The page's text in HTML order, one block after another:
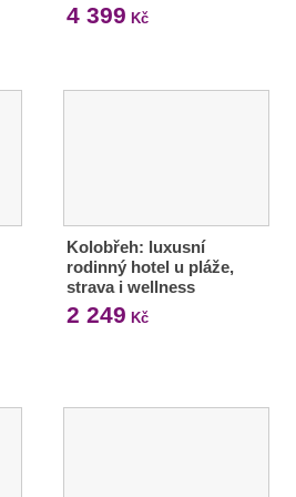
4 399 Kč
Kolobřeh: luxusní
rodinný hotel u pláže,
strava i wellness
2 249 Kč